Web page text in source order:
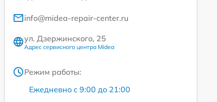
info@midea-repair-center.ru
ул. Дзержинского, 25
Адрес сервисного центра Midea
Режим работы:
Ежедневно с 9:00 до 21:00